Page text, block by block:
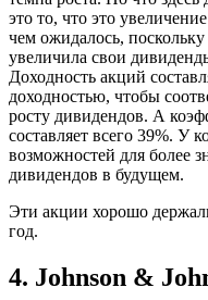
это то, что это
чем ожидалось,
увеличила свои
Доходность акций
доходностью, чтобы
росту дивидендов. А
составляет всего 39%. У
возможностей для более
дивидендов в будущем.
Эти акции хорошо
год.
4. Johnson &